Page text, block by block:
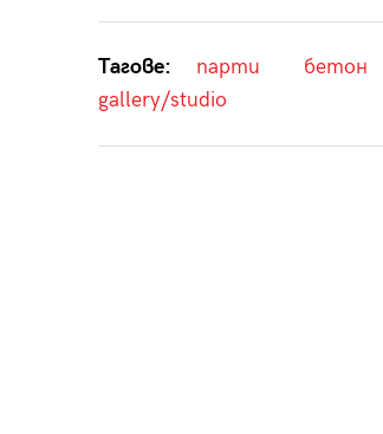
Тагове: парти бетон
gallery/studio